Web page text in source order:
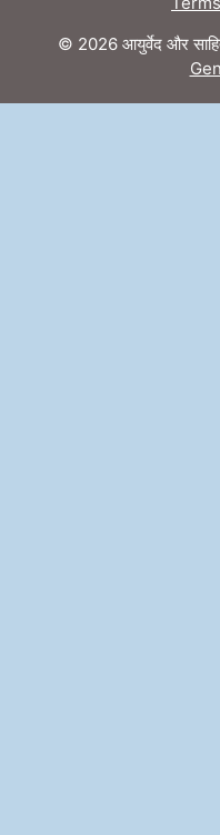
© 2026 आयुर्वेद और